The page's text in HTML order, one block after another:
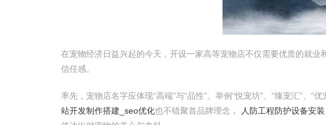
在宠物经济日益兴起的今天，开设一家高等宠物店不仅需要优质的就
信任感。
率先，宠物店名字应体现“高端”与“品性”。举例“悦宠坊”、“臻宠汇”、
站开发制作搭建_seo优化也不错聚首品牌理念， 人防工程防护设备安